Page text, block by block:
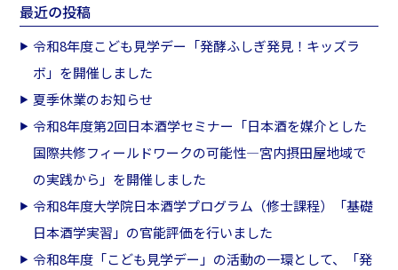
最近の投稿
令和8年度こども見学デー「発酵ふしぎ発見！キッズラ
ボ」を開催しました
夏季休業のお知らせ
令和8年度第2回日本酒学セミナー「日本酒を媒介とした
国際共修フィールドワークの可能性―宮内摂田屋地域で
の実践から」を開催しました
令和8年度大学院日本酒学プログラム（修士課程）「基礎
日本酒学実習」の官能評価を行いました
令和8年度「こども見学デー」の活動の一環として、「発